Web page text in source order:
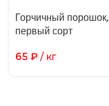
Горчичный порошок,
первый сорт
65 ₽ / кг